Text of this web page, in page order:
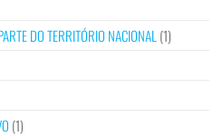
DO TERRITÓRIO NACIONAL (1)
(1)